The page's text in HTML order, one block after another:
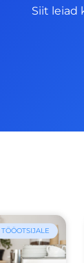
Siit leiad
TÖÖOTSIJALE